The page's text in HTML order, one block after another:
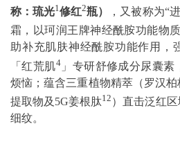
称：琉光1 修红2瓶） ，又被称为“
霜，以珂润王牌神经酰胺功能物质
助补充肌肤神经酰胺功能作用，
「红荒肌4」专研舒修成分尿囊素
烦恼；蕴含三重植物精萃（罗汉
提取物及5G姜根肽12 ）直击泛红
细纹。